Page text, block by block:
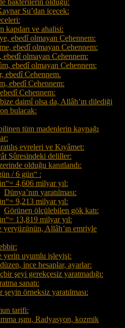
Su’dan içecek:
kapıları ve ahalisi:
ebedî olmayan Cehennem:
ebedî olmayan Cehennem:
ebedî olmayan Cehennem:
ebedî olmayan Cehennem:
ebedî Cehennem.
ebedî Cehennem:
Cehennem:
daimî olsa da, Allâh’ın dilediği
bulacak:
tüm madenlerin kaynağı
evreleri ve Kıyâmet:
Sûresindeki deliller:
olduğu kanıtlandı:
/ 6 gün“ :
4,606 milyar yıl:
Dünya’nın yaratılması:
9,213 milyar yıl:
Görünen ölçülebilen gök katı:
13,819 milyar yıl:
yeryüzünün, Allâh’ın emriyle
yerin uyumlu işleyişi:
ince hesaplar, ayarlar:
şeyi gerekçesiz yaratmadığı:
sanatı:
şeyin örneksiz yaratılması:
tarifi:
ışını, Radyasyon, kozmik